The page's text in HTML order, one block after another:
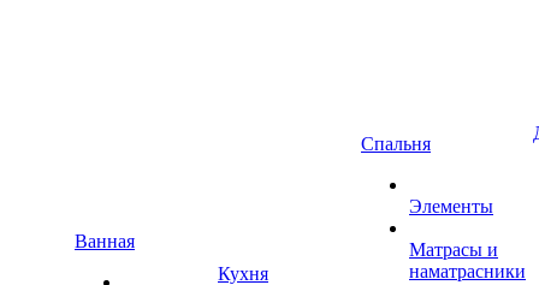
Ванная
Кухня
Спальня
Элементы
Матрасы и
наматрасники